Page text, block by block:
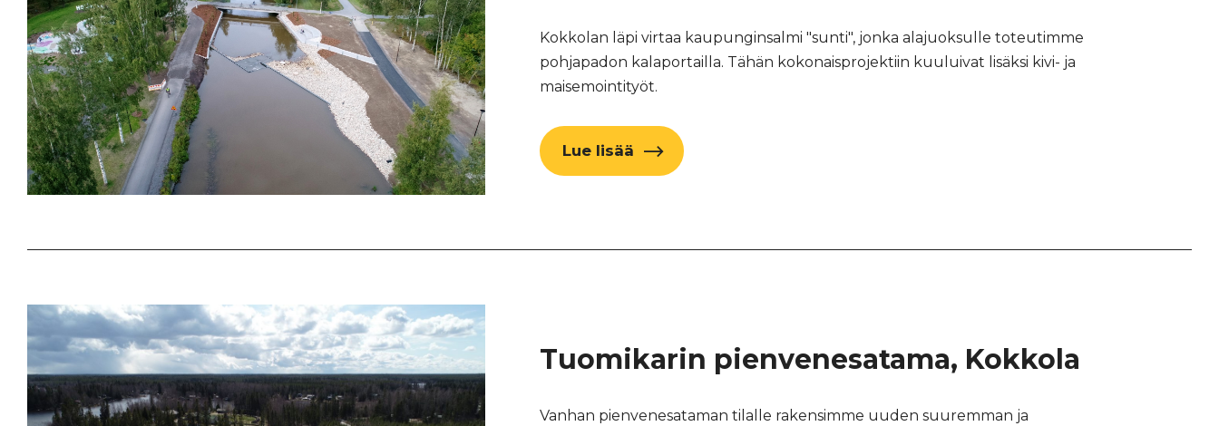
Kokkolan läpi virtaa kaupunginsalmi "sunti", jonka alajuoksulle toteutimme
pohjapadon kalaportailla. Tähän kokonaisprojektiin kuuluivat lisäksi kivi- ja
maisemointityöt.
Lue lisää
Tuomikarin pienvenesatama, Kokkola
Vanhan pienvenesataman tilalle rakensimme uuden suuremman ja